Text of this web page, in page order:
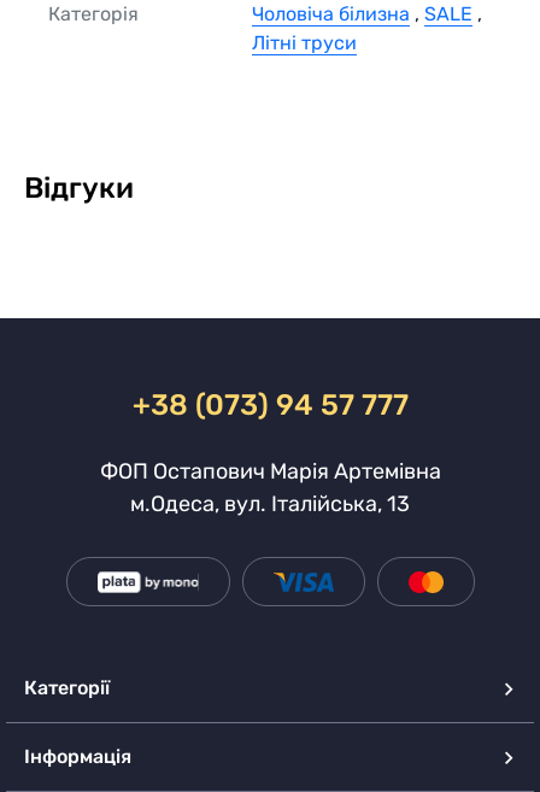
Категорія Чоловіча білизна , SALE ,
Літні труси
Відгуки
+38 (073) 94 57 777
ФОП Остапович Марія Артемівна
м.Одеса, вул. Італійська, 13
Категорії
Інформація